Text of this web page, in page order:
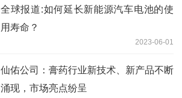
全球报道:如何延长新能源汽车电池的使
用寿命？
2023-06-01
仙佑公司：膏药行业新技术、新产品不断
涌现，市场亮点纷呈